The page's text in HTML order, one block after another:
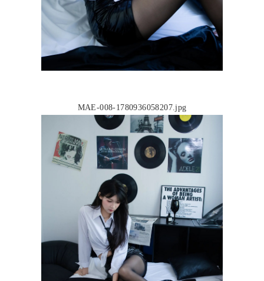
MAE-008-1780936058207.jpg